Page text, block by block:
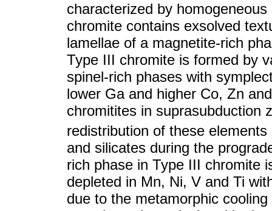
characterized by homogeneous
chromite contains exsolved
lamellae of a magnetite-rich
Type III chromite is formed by
spinel-rich phases with
lower Ga and higher Co, Zn
chromitites in suprasubduction
redistribution of these
and silicates during the
rich phase in Type III chromite
depleted in Mn, Ni, V and Ti
due to the metamorphic